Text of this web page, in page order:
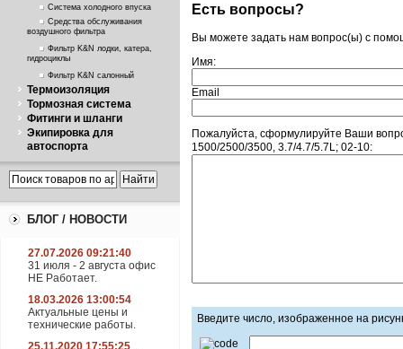
Система холодного впуска
Средства обслуживания
воздушного фильтра
Фильтр K&N лодки, катера,
гидроциклы
Фильтр K&N салонный
Термоизоляция
Тормозная система
Фитинги и шланги
Экипировка для
автоспорта
БЛОГ / НОВОСТИ
27.07.2026 09:21:40
31 июля - 2 августа офис
НЕ Работает.
18.03.2026 13:00:54
Актуальные цены и
технические работы.
25.11.2020 17:55:25
Есть вопросы?
Вы можете задать нам вопрос(ы) с
Имя:
Email
Пожалуйста, сформулируйте Ваши
1500/2500/3500, 3.7/4.7/5.7L; 02-10:
Введите число, изображенное на